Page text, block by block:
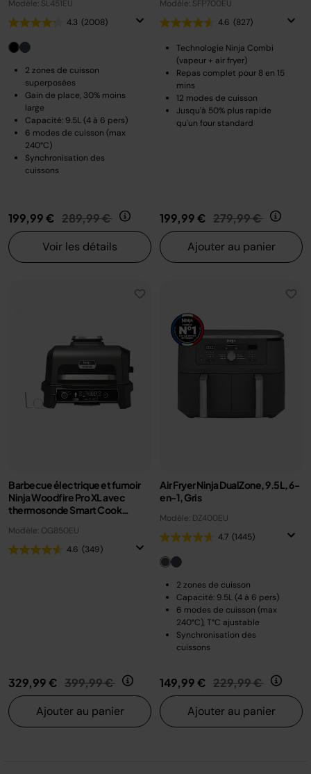
Modèle: SL451EU
4.3 (2008)
2 zones de cuisson
superposées
Gain de place, 30% moins
large
Capacité: 9.5L (4 à 6 pers)
6 modes de cuisson (max
240°C)
Synchronisation des
cuissons
199,99 € Prix réduit de
289,99 € au
Voir les détails
Modèle: SFP700EU
4.6 (827)
Technologie Ninja Combi
(vapeur + air fryer)
Repas complet pour 8 en 15
mins
12 modes de cuisson
Jusqu'à 50% plus rapide
qu'un four standard
199,99 € Prix réduit de
279,99 € au
Ajouter au panier
Barbecue électrique et fumoir
Ninja Woodfire Pro XL avec
thermosonde Smart Cook
Modèle: OG850EU
4.6 (349)
329,99 € Prix réduit de
399,99 € au
Ajouter au panier
Air Fryer Ninja DualZone, 9.5L, 6-
en-1, Gris
Modèle: DZ400EU
4.7 (1445)
2 zones de cuisson
Capacité: 9.5L (4 à 6 pers)
6 modes de cuisson (max
240°C), T°C ajustable
Synchronisation des
cuissons
149,99 € Prix réduit de
229,99 € au
Ajouter au panier